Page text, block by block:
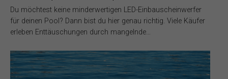
Du möchtest keine minderwertigen LED-Einbauscheinwerfer
für deinen Pool? Dann bist du hier genau richtig. Viele Käufer
erleben Enttäuschungen durch mangelnde…